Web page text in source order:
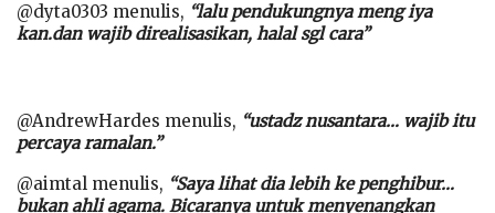
@dyta0303 menulis, “lalu pendukungnya meng iya
kan.dan wajib direalisasikan, halal sgl cara”
@AndrewHardes menulis, “ustadz nusantara… wajib itu
percaya ramalan.”
@aimtal menulis, “Saya lihat dia lebih ke penghibur…
bukan ahli agama. Bicaranya untuk menyenangkan